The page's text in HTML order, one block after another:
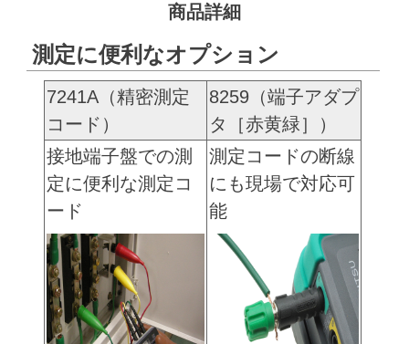
商品詳細
測定に便利なオプション
7241A（精密測定
コード）
8259（端子アダプ
タ［赤黄緑］）
接地端子盤での測
定に便利な測定コ
ード
測定コードの断線
にも現場で対応可
能